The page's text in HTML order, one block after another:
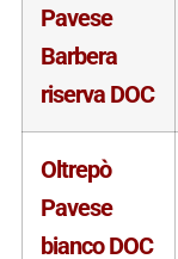
Pavese
Barbera
riserva DOC
Oltrepò
Pavese
bianco DOC